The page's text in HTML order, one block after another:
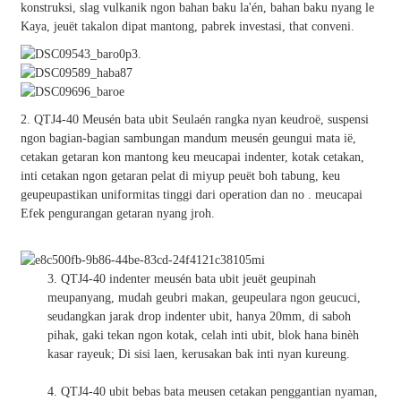
konstruksi, slag vulkanik ngon bahan baku la'én, bahan baku nyang le
Kaya, jeuët takalon dipat mantong, pabrek investasi, that conveni.
2. QTJ4-40 Meusén bata ubit Seulaén rangka nyan keudroë, suspensi
ngon bagian-bagian sambungan mandum meusén geungui mata ië,
cetakan getaran kon mantong keu meucapai indenter, kotak cetakan,
inti cetakan ngon getaran pelat di miyup peuët boh tabung, keu
geupeupastikan uniformitas tinggi dari operation dan no . meucapai
Efek pengurangan getaran nyang jroh.
3. QTJ4-40 indenter meusén bata ubit jeuët geupinah
meupanyang, mudah geubri makan, geupeulara ngon geucuci,
seudangkan jarak drop indenter ubit, hanya 20mm, di saboh
pihak, gaki tekan ngon kotak, celah inti ubit, blok hana binèh
kasar rayeuk; Di sisi laen, kerusakan bak inti nyan kureung.
4. QTJ4-40 ubit bebas bata meusen cetakan penggantian nyaman,